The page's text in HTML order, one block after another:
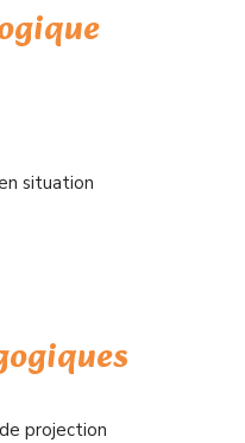
situation
projection